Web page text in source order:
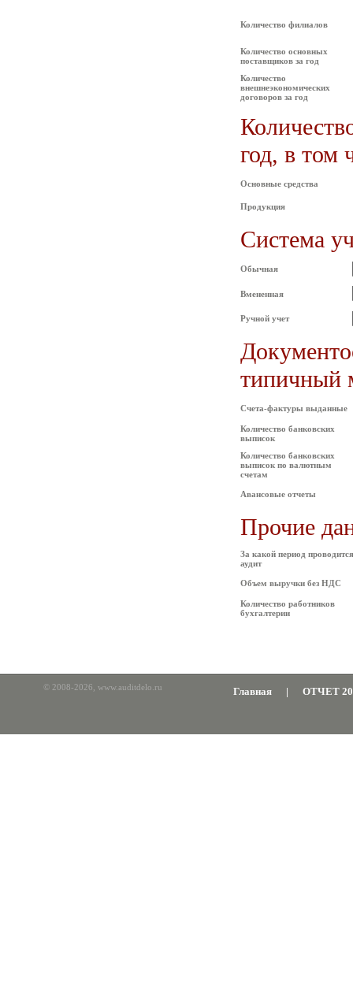
Количество филиалов
Количество основных
поставщиков за год
Количество
внешнеэкономических
договоров за год
год, в том
Основные средства
Продукция
Система
Обычная
Вмененная
Ручной учет
типичный
Счета-фактуры выданные
Количество банковских
выписок
Количество банковских
выписок по валютным
счетам
Авансовые отчеты
Прочие
За какой период проводится
аудит
Объем выручки без НДС
Количество работников
бухгалтерии
© 2008-2026, www.auditdelo.ru Главная | ОТЧЕТ